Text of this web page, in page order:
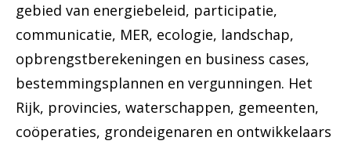
gebied van energiebeleid, participatie,
communicatie, MER, ecologie, landschap,
opbrengstberekeningen en business cases,
bestemmingsplannen en vergunningen. Het
Rijk, provincies, waterschappen, gemeenten,
coöperaties, grondeigenaren en ontwikkelaars